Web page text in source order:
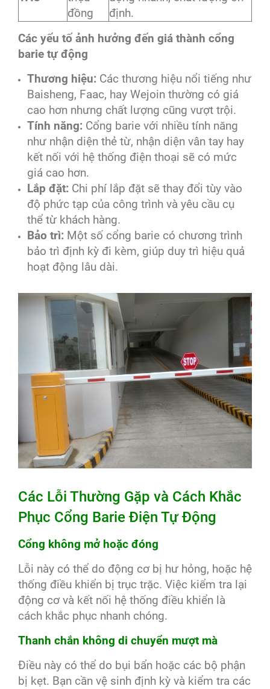
đồng
định.
Các yếu tố ảnh hưởng đến giá thành cổng
barie tự động
Thương hiệu: Các thương hiệu nổi tiếng như
Baisheng, Faac, hay Wejoin thường có giá
cao hơn nhưng chất lượng cũng vượt trội.
Tính năng: Cổng barie với nhiều tính năng
như nhận diện thẻ từ, nhận diện vân tay hay
kết nối với hệ thống điện thoại sẽ có mức
giá cao hơn.
Lắp đặt: Chi phí lắp đặt sẽ thay đổi tùy vào
độ phức tạp của công trình và yêu cầu cụ
thể từ khách hàng.
Bảo trì: Một số cổng barie có chương trình
bảo trì định kỳ đi kèm, giúp duy trì hiệu quả
hoạt động lâu dài.
Các Lỗi Thường Gặp và Cách Khắc
Phục Cổng Barie Điện Tự Động
Cổng không mở hoặc đóng
Lỗi này có thể do động cơ bị hư hỏng, hoặc hệ
thống điều khiển bị trục trặc. Việc kiểm tra lại
động cơ và kết nối hệ thống điều khiển là
cách khắc phục nhanh chóng.
Thanh chắn không di chuyển mượt mà
Điều này có thể do bụi bẩn hoặc các bộ phận
bị kẹt. Bạn cần vệ sinh định kỳ và kiểm tra các